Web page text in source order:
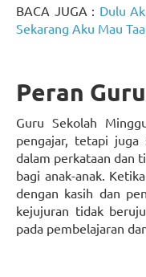
BACA JUGA : Dulu
Sekarang Aku Mau
Peran
Guru Sekolah
pengajar, tetapi juga
dalam perkataan dan
bagi anak-anak.
dengan kasih dan
kejujuran tidak
pada pembelajaran